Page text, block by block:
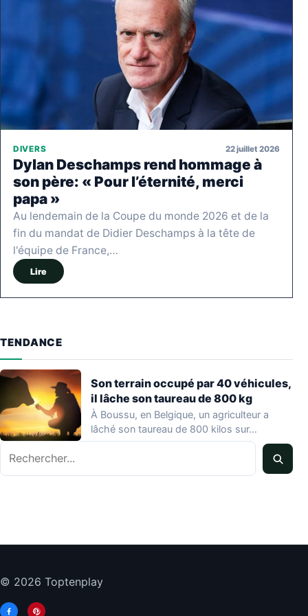
DIVERS 22 juillet 2026
Dylan Deschamps rend hommage à
son père: « Pour l’éternité, merci
papa »
Au lendemain de la Coupe du monde 2026 et de la
fin du mandat de Didier Deschamps à la tête de
l'équipe de France,…
Lire
TENDANCE
Son terrain occupé par 40 véhicules,
il lâche son taureau de 800 kg
À Boussu, en Belgique, un agriculteur a
lâché son taureau de 800 kilos sur…
© 2026 Toptenplay